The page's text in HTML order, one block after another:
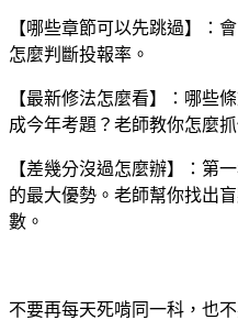
【哪些章節可以先跳過】：
怎麼判斷投報率。
【最新修法怎麼看】：哪些
成今年考題？老師教你怎麼
【差幾分沒過怎麼辦】：第
的最大優勢。老師幫你找出
數。
不要再每天死啃同一科，也